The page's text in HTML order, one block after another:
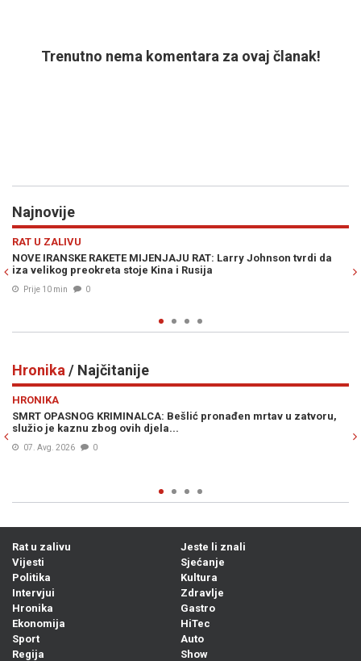
Trenutno nema komentara za ovaj članak!
Najnovije
tvrdi da
VIJESTI
RAT ZBOG AKCIZA I PDV-a u RS-u: Dok cijene divljaju,
glasao protiv ukidanja akciza, a stigao mu brutalan
Hronika / Najčitanije
u zatvoru,
POTVRĐENA OPTUŽNICA PROTIV SLUŽBENICE UIO
knjižila uplate i oštetila državu za 186.415 KM
Prije 23h
Rat u zalivu
Vijesti
Politika
Intervjui
Hronika
Ekonomija
Sport
Regija
Jeste li znali
Sjećanje
Kultura
Zdravlje
Gastro
HiTec
Auto
Show